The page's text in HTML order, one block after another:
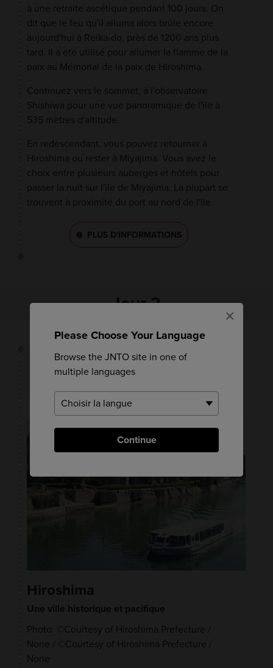
Please Choose Your Language
Browse the JNTO site in one of
multiple languages
Continue
×
à une retraite ascétique pendant 100 jours. On
dit que le feu qu'il alluma alors brûle encore
aujourd'hui à Reika-do, près de 1200 ans plus
tard. Il a été utilisé pour allumer la flamme de la
paix au Mémorial de la paix de Hiroshima.
Continuez vers le sommet, à l'observatoire
Shishiwa pour une vue panoramique de l'île à
535 mètres d'altitude.
En redescendant, vous pouvez retourner à
Hiroshima ou rester à Miyajima. Vous avez le
choix entre plusieurs auberges et hôtels pour
passer la nuit sur l'île de Miyajima. La plupart se
trouvent à proximité du port au nord de l'île.
PLUS D'INFORMATIONS
Jour 2
50 minutes
Hiroshima
Une ville historique et pacifique
Photo: ©Courtesy of Hiroshima Prefecture /
None / ©Courtesy of Hiroshima Prefecture /
None